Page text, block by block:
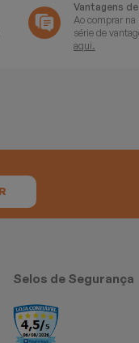
Vantagens
Ao comprar
série de
aqui.
Selos de Segurança